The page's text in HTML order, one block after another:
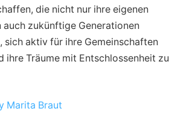
die nicht nur ihre eigenen
auch zukünftige Generationen
sich aktiv für ihre Gemeinschaften
ihre Träume mit Entschlossenheit zu
Marita Braut